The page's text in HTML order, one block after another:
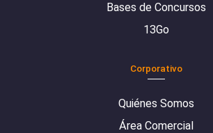
Bases de Concursos
13Go
Corporativo
Quiénes Somos
Área Comercial